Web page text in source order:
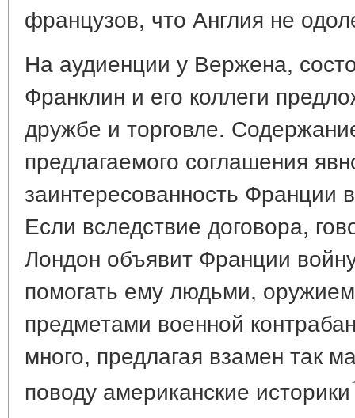
французов, что Англия не
На аудиенции у Вержена,
Франклин и его коллеги
дружбе и торговле.
предлагаемого соглашения
заинтересованность Франции
Если вследствие договора,
Лондон объявит Франции
помогать ему людьми,
предметами военной
много, предлагая взамен так
поводу американские историки